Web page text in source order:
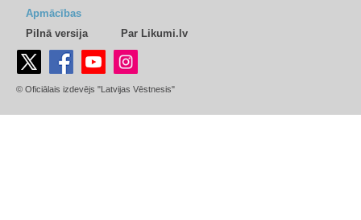
Apmācības
Pilnā versija
Par Likumi.lv
© Oficiālais izdevējs "Latvijas Vēstnesis"